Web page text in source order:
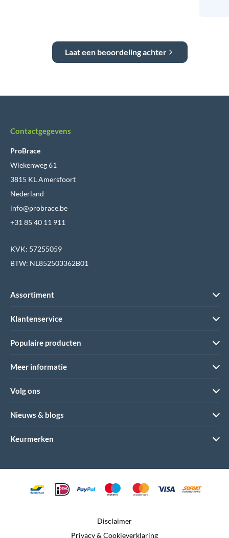
Laat een beoordeling achter
Contactgegevens
ProBrace
Wiekenweg 61
3815 KL Amersfoort
Nederland
info@probrace.be
+31 85 40 11 911
KVK: 57255059
BTW: NL852503362B01
Assortiment
Klantenservice
Populaire producten
Meer informatie
Volg ons
Nieuws & blogs
Keurmerken
Disclaimer
Privacy & Cookieverklaring